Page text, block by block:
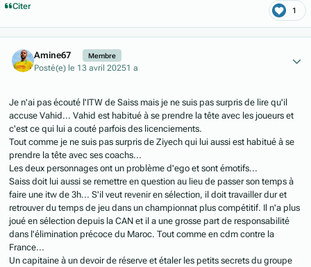
Citer 1
Amine67 Membre
Posté(e) le 13 avril 20251 a
Je n'ai pas écouté l'ITW de Saiss mais je ne suis pas surpris de lire qu'il
accuse Vahid... Vahid est habitué à se prendre la tête avec les joueurs et
c'est ce qui lui a couté parfois des licenciements.
Tout comme je ne suis pas surpris de Ziyech qui lui aussi est habitué à se
prendre la tête avec ses coachs...
Les deux personnages ont un problème d'ego et sont émotifs...
Saiss doit lui aussi se remettre en question au lieu de passer son temps à
faire une itw de 3h... S'il veut revenir en sélection, il doit travailler dur et
retrouver du temps de jeu dans un championnat plus compétitif. Il n'a plus
joué en sélection depuis la CAN et il a une grosse part de responsabilité
dans l'élimination précoce du Maroc. Tout comme en cdm contre la
France...
Un capitaine à un devoir de réserve et étaler les petits secrets du groupe